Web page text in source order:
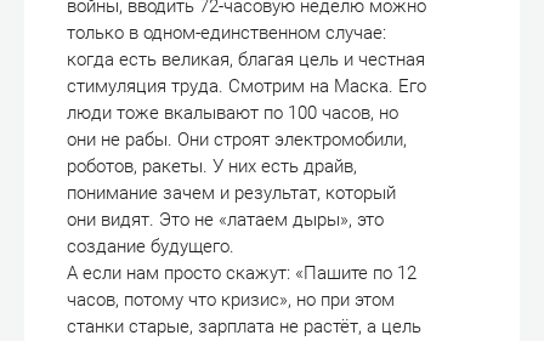
войны, вводить 72-часовую неделю можно
только в одном-единственном случае:
когда есть великая, благая цель и честная
стимуляция труда. Смотрим на Маска. Его
люди тоже вкалывают по 100 часов, но
они не рабы. Они строят электромобили,
роботов, ракеты. У них есть драйв,
понимание зачем и результат, который
они видят. Это не «латаем дыры», это
создание будущего.
А если нам просто скажут: «Пашите по 12
часов, потому что кризис», но при этом
станки старые, зарплата не растёт, а цель